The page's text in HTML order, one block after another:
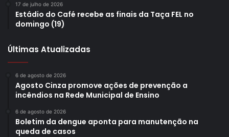
17 de julho de 2026
Estádio do Café recebe as finais da Taça FEL no
domingo (19)
Últimas Atualizadas
6 de agosto de 2026
Agosto Cinza promove ações de prevenção a
incêndios na Rede Municipal de Ensino
6 de agosto de 2026
Boletim da dengue aponta para manutenção na
queda de casos